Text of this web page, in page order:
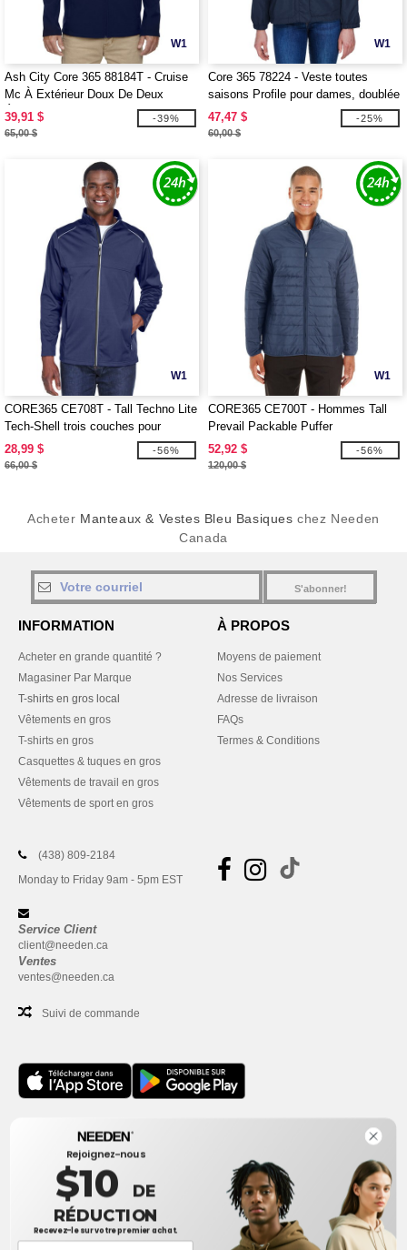
W1
Ash City Core 365 88184T - Cruise
Mc À Extérieur Doux De Deux
Épaisseurs
39,91 $
65,00 $
-39%
W1
Core 365 78224 - Veste toutes
saisons Profile pour dames, doublée
de polaire
47,47 $
60,00 $
-25%
W1
CORE365 CE708T - Tall Techno Lite
Tech-Shell trois couches pour
hommes
28,99 $
66,00 $
-56%
W1
CORE365 CE700T - Hommes Tall
Prevail Packable Puffer
52,92 $
120,00 $
-56%
Acheter Manteaux & Vestes Bleu Basiques chez Needen
Canada
S'abonner!
INFORMATION
Acheter en grande quantité ?
Magasiner Par Marque
T-shirts en gros local
Vêtements en gros
T-shirts en gros
Casquettes & tuques en gros
Vêtements de travail en gros
Vêtements de sport en gros
À PROPOS
Moyens de paiement
Nos Services
Adresse de livraison
FAQs
Termes & Conditions
(438) 809-2184
Monday to Friday 9am - 5pm EST
Service Client
client@needen.ca
Ventes
ventes@needen.ca
Suivi de commande
Bureau
One Dundas Street West Suite 2500
Toronto, Ontario, M5G 1Z3
Ceci n'est PAS l'adresse de retour. Pour les retours, voir ici
Bureau
Rejoignez-nous
$10 DE
RÉDUCTION
Recevez-le sur votre premier achat.